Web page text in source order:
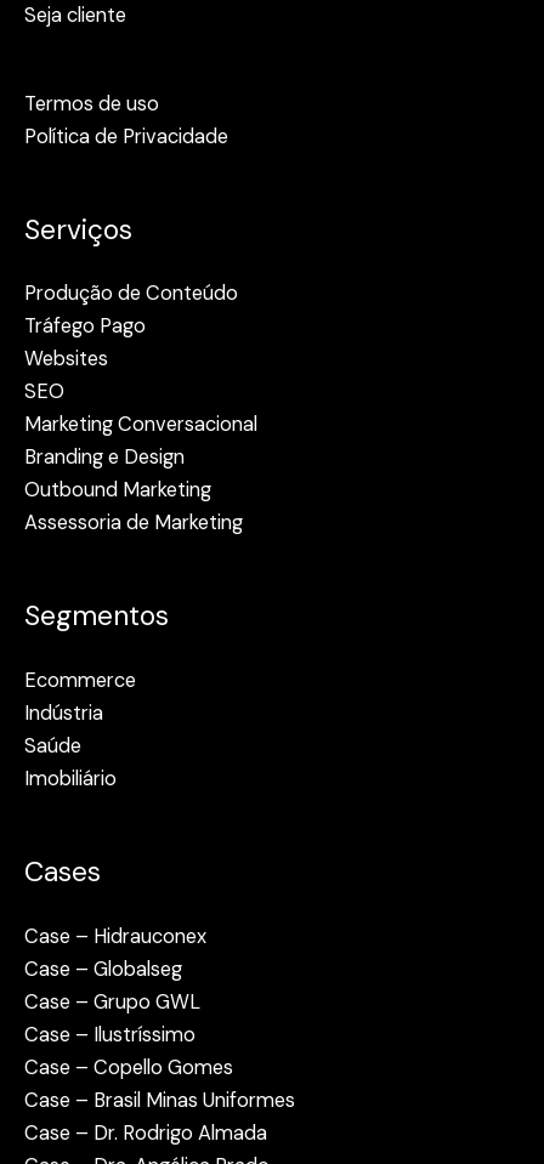
Seja cliente
Termos de uso
Política de Privacidade
Serviços
Produção de Conteúdo
Tráfego Pago
Websites
SEO
Marketing Conversacional
Branding e Design
Outbound Marketing
Assessoria de Marketing
Segmentos
Ecommerce
Indústria
Saúde
Imobiliário
Cases
Case – Hidrauconex
Case – Globalseg
Case – Grupo GWL
Case – Ilustríssimo
Case – Copello Gomes
Case – Brasil Minas Uniformes
Case – Dr. Rodrigo Almada